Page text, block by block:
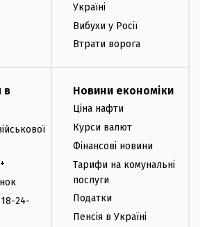
Україні
Вибухи у Росії
Втрати ворога
в
24-
Новини економіки
Ціна нафти
Курси валют
Фінансові новини
Тарифи на комунальні
послуги
Податки
Пенсія в Україні